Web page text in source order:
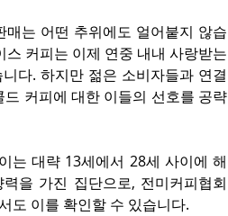
는 어떤 추위에도 얼어붙지 않습
커피는 이제 연중 내내 사랑받는
다. 하지만 젊은 소비자들과 연결
커피에 대한 이들의 선호를 공략
는 대략 13세에서 28세 사이에 해
을 가진 집단으로, 전미커피협회
도 이를 확인할 수 있습니다.